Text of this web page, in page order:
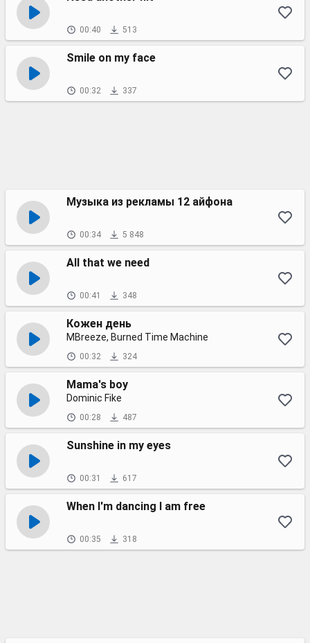
00:40 513
Smile on my face
00:32 337
Музыка из рекламы 12 айфона
00:34 5 848
All that we need
00:41 348
Кожен день
MBreeze, Burned Time Machine
00:32 324
Mama's boy
Dominic Fike
00:28 487
Sunshine in my eyes
00:31 617
When I'm dancing I am free
00:35 318